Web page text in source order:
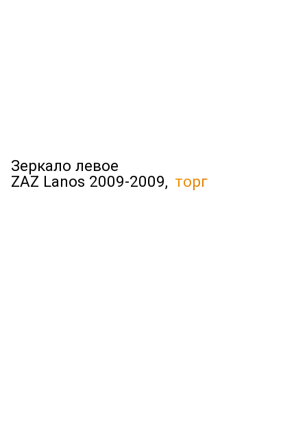
Зеркало левое
ZAZ Lanos 2009-2009, торг